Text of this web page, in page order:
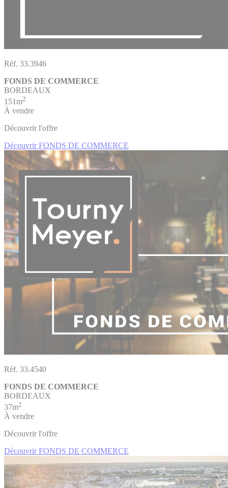
Réf. 33.3946
FONDS DE COMMERCE
BORDEAUX
151m2
À vendre
Découvrir l'offre
Découvrir FONDS DE COMMERCE
Réf. 33.4540
FONDS DE COMMERCE
BORDEAUX
37m2
À vendre
Découvrir l'offre
Découvrir FONDS DE COMMERCE